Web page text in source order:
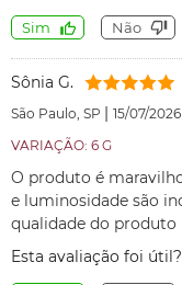
Sim Não
Sônia G.
São Paulo, SP | 15/07/2026
VARIAÇÃO: 6 G
O produto é
e luminosidade são
qualidade do produto
Esta avaliação foi útil?